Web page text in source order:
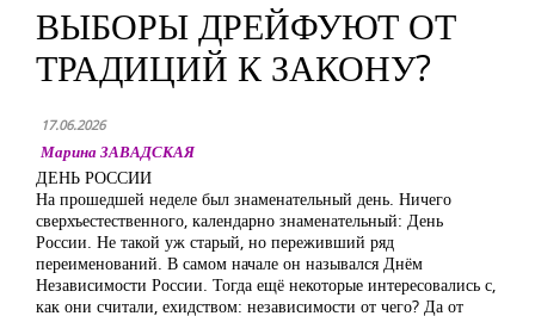
ВЫБОРЫ ДРЕЙФУЮТ ОТ
ТРАДИЦИЙ К ЗАКОНУ?
17.06.2026
Марина ЗАВАДСКАЯ
ДЕНЬ РОССИИ
На прошедшей неделе был знаменательный день. Ничего
сверхъестественного, календарно знаменательный: День
России. Не такой уж старый, но переживший ряд
переименований. В самом начале он назывался Днём
Независимости России. Тогда ещё некоторые интересовались с,
как они считали, ехидством: независимости от чего? Да от